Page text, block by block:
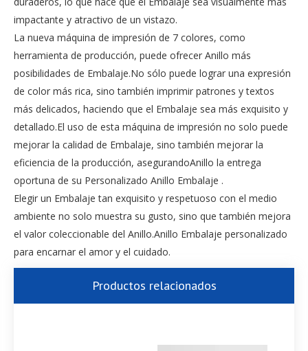
impactante y atractivo de un vistazo.
La nueva máquina de impresión de 7 colores, como
herramienta de producción, puede ofrecer Anillo más
posibilidades de Embalaje.No sólo puede lograr una expresión
de color más rica, sino también imprimir patrones y textos
más delicados, haciendo que el Embalaje sea más exquisito y
detallado.El uso de esta máquina de impresión no solo puede
mejorar la calidad de Embalaje, sino también mejorar la
eficiencia de la producción, asegurandoAnillo la entrega
oportuna de su Personalizado Anillo Embalaje .
Elegir un Embalaje tan exquisito y respetuoso con el medio
ambiente no solo muestra su gusto, sino que también mejora
el valor coleccionable del Anillo.Anillo Embalaje personalizado
para encarnar el amor y el cuidado.
Productos relacionados